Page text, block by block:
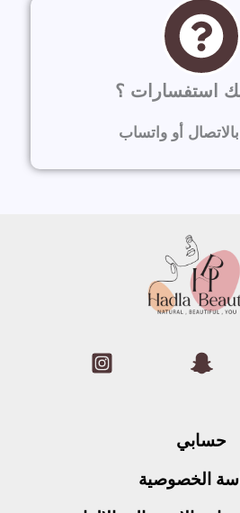
استفسارات ؟
أو واتساب
حسابي
الخصوصية